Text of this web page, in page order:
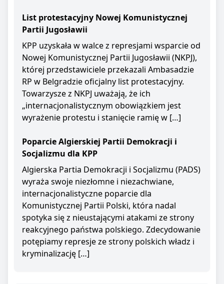
List protestacyjny Nowej Komunistycznej
Partii Jugosławii
KPP uzyskała w walce z represjami wsparcie od
Nowej Komunistycznej Partii Jugosławii (NKPJ),
której przedstawiciele przekazali Ambasadzie
RP w Belgradzie oficjalny list protestacyjny.
Towarzysze z NKPJ uważają, że ich
„internacjonalistycznym obowiązkiem jest
wyrażenie protestu i stanięcie ramię w […]
Poparcie Algierskiej Partii Demokracji i
Socjalizmu dla KPP
Algierska Partia Demokracji i Socjalizmu (PADS)
wyraża swoje niezłomne i niezachwiane,
internacjonalistyczne poparcie dla
Komunistycznej Partii Polski, która nadal
spotyka się z nieustającymi atakami ze strony
reakcyjnego państwa polskiego. Zdecydowanie
potępiamy represje ze strony polskich władz i
kryminalizację […]